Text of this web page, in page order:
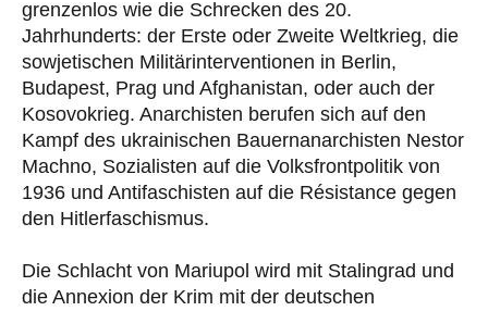
grenzenlos wie die Schrecken des 20.
Jahrhunderts: der Erste oder Zweite Weltkrieg, die
sowjetischen Militärinterventionen in Berlin,
Budapest, Prag und Afghanistan, oder auch der
Kosovokrieg. Anarchisten berufen sich auf den
Kampf des ukrainischen Bauernanarchisten Nestor
Machno, Sozialisten auf die Volksfrontpolitik von
1936 und Antifaschisten auf die Résistance gegen
den Hitlerfaschismus.
Die Schlacht von Mariupol wird mit Stalingrad und
die Annexion der Krim mit der deutschen